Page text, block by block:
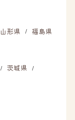
山形県 / 福島県
/ 茨城県 /